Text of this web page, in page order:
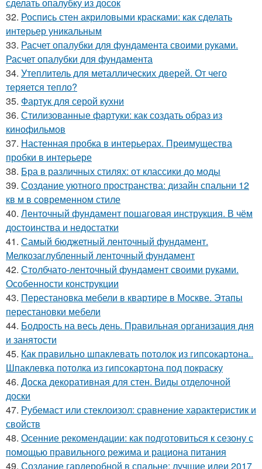
сделать опалубку из досок
32. Роспись стен акриловыми красками: как сделать
интерьер уникальным
33. Расчет опалубки для фундамента своими руками.
Расчет опалубки для фундамента
34. Утеплитель для металлических дверей. От чего
теряется тепло?
35. Фартук для серой кухни
36. Стилизованные фартуки: как создать образ из
кинофильмов
37. Настенная пробка в интерьерах. Преимущества
пробки в интерьере
38. Бра в различных стилях: от классики до моды
39. Создание уютного пространства: дизайн спальни 12
кв м в современном стиле
40. Ленточный фундамент пошаговая инструкция. В чём
достоинства и недостатки
41. Самый бюджетный ленточный фундамент.
Мелкозаглубленный ленточный фундамент
42. Столбчато-ленточный фундамент своими руками.
Особенности конструкции
43. Перестановка мебели в квартире в Москве. Этапы
перестановки мебели
44. Бодрость на весь день. Правильная организация дня
и занятости
45. Как правильно шпаклевать потолок из гипсокартона..
Шпаклевка потолка из гипсокартона под покраску
46. Доска декоративная для стен. Виды отделочной
доски
47. Рубемаст или стеклоизол: сравнение характеристик и
свойств
48. Осенние рекомендации: как подготовиться к сезону с
помощью правильного режима и рациона питания
49. Создание гардеробной в спальне: лучшие идеи 2017